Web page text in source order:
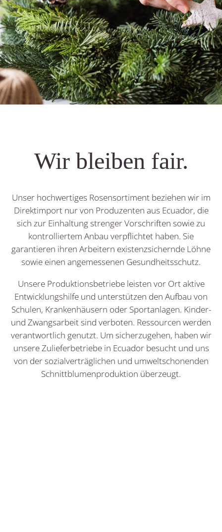
Wir bleiben fair.
Unser hochwertiges Rosensortiment beziehen wir im
Direktimport nur von Produzenten aus Ecuador, die
sich zur Einhaltung strenger Vorschriften sowie zu
kontrolliertem Anbau verpflichtet haben. Sie
garantieren ihren Arbeitern existenzsichernde Löhne
sowie einen angemessenen Gesundheitsschutz.
Unsere Produktionsbetriebe leisten vor Ort aktive
Entwicklungshilfe und unterstützen den Aufbau von
Schulen, Krankenhäusern oder Sportanlagen. Kinder-
und Zwangsarbeit sind verboten. Ressourcen werden
verantwortlich genutzt. Um sicherzugehen, haben wir
unsere Zulieferbetriebe in Ecuador besucht und uns
von der sozialverträglichen und umweltschonenden
Schnittblumenproduktion überzeugt.